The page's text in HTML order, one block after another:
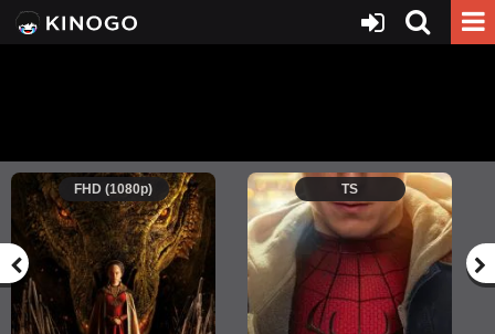
FHD (1080p) TS